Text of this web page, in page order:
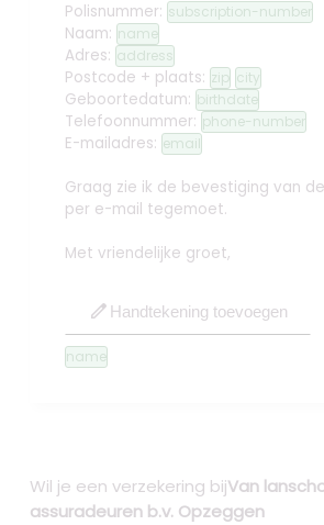
Polisnummer: subscription-number
Naam: name
Adres: address
Postcode + plaats: zip city
Geboortedatum: birthdate
Telefoonnummer: phone-number
E-mailadres: email
Graag zie ik de bevestiging van
per e-mail tegemoet.
Met vriendelijke groet,
edit Handtekening toevoegen
name
Wil je een verzekering bijVan
assuradeuren b.v. Opzeggen